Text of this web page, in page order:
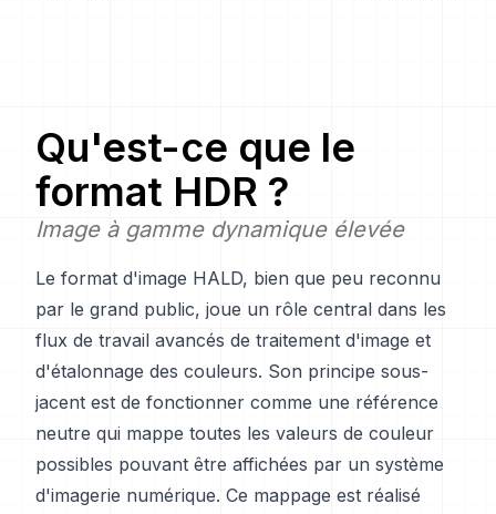
Qu'est-ce que le
format HDR ?
Image à gamme dynamique élevée
Le format d'image HALD, bien que peu reconnu
par le grand public, joue un rôle central dans les
flux de travail avancés de traitement d'image et
d'étalonnage des couleurs. Son principe sous-
jacent est de fonctionner comme une référence
neutre qui mappe toutes les valeurs de couleur
possibles pouvant être affichées par un système
d'imagerie numérique. Ce mappage est réalisé